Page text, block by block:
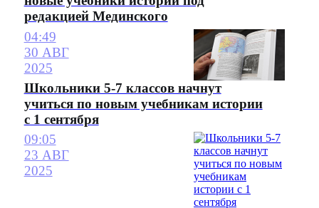
редакцией Мединского
04:49
30 АВГ
2025
Школьники 5-7 классов начнут
учиться по новым учебникам истории
с 1 сентября
09:05
23 АВГ
2025